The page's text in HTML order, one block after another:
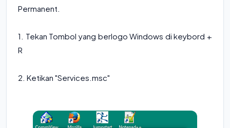
Permanent.
1. Tekan Tombol yang berlogo Windows di keybord +
R
2. Ketikan "Services.msc"